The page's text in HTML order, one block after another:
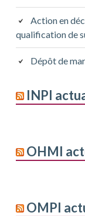
Action en
qualification de
Dépôt de
INPI
OHMI
OMPI